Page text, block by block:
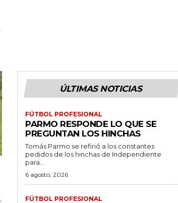
ÚLTIMAS NOTICIAS
FÚTBOL PROFESIONAL
PARMO RESPONDE LO QUE SE
PREGUNTAN LOS HINCHAS
Tomás Parmo se refirió a los constantes
pedidos de los hinchas de Independiente
para...
6 agosto, 2026
FÚTBOL PROFESIONAL